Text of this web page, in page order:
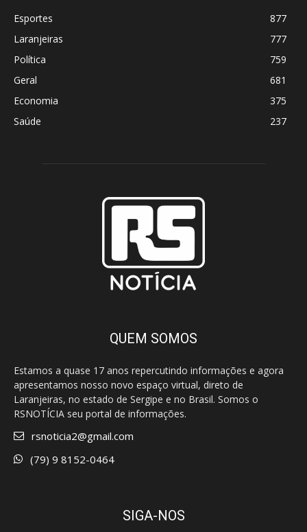
Esportes
877
Laranjeiras
777
Política
759
Geral
681
Economia
375
Saúde
237
QUEM SOMOS
Estamos a quase 17 anos repercutindo informações e agora
apresentamos nosso novo espaço virtual, direto de
Laranjeiras, no estado de Sergipe e no Brasil. Somos o
RSNOTÍCIA seu portal de informações.
rsnoticia2@gmail.com
(79) 9 8152-0464
SIGA-NOS